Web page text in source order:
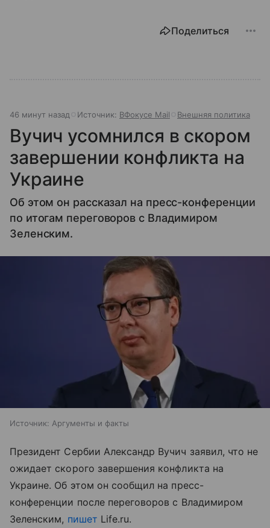
Поделиться
46 минут назад Источник: ВФокусе Mail Внешняя политика
Вучич усомнился в скором
завершении конфликта на
Украине
Об этом он рассказал на пресс-конференции
по итогам переговоров с Владимиром
Зеленским.
Источник: Аргументы и факты
Президент Сербии Александр Вучич заявил, что не
ожидает скорого завершения конфликта на
Украине. Об этом он сообщил на пресс-
конференции после переговоров с Владимиром
Зеленским, пишет Life.ru.